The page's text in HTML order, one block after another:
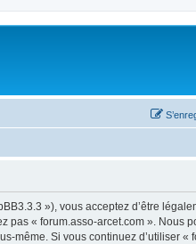
»), vous acceptez d’être
pas « forum.asso-arcet.com ». Nous
même. Si vous continuez d’utiliser «